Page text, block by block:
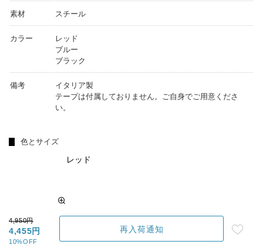
素材 スチール
カラー
レッド
ブルー
ブラック
備考
イタリア製
テープは付属しておりません。ご自身でご用意くださ
い。
色とサイズ
レッド
4,950円
4,455円
10%OFF
再入荷通知